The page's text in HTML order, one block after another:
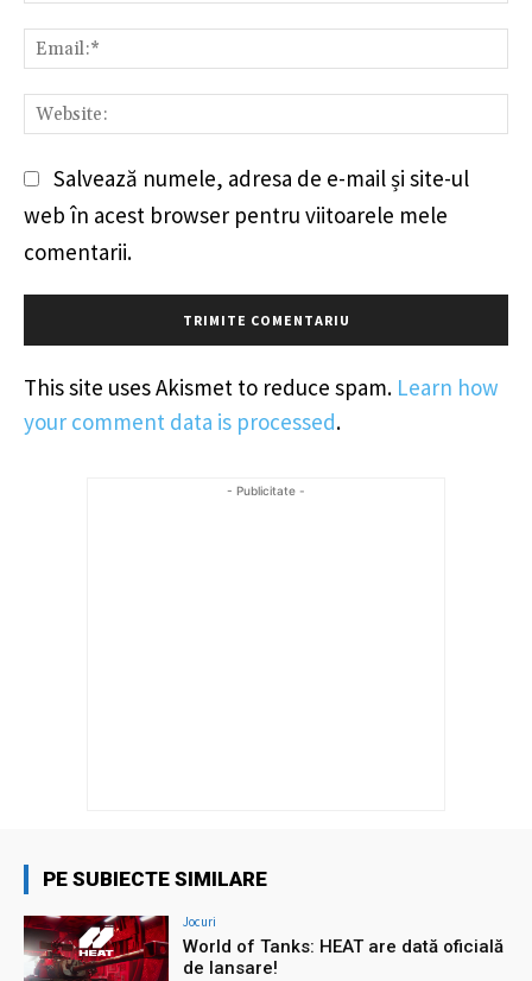
Salvează numele, adresa de e-mail și site-ul
web în acest browser pentru viitoarele mele
comentarii.
This site uses Akismet to reduce spam. Learn how
your comment data is processed.
- Publicitate -
PE SUBIECTE SIMILARE
Jocuri
World of Tanks: HEAT are dată oficială
de lansare!